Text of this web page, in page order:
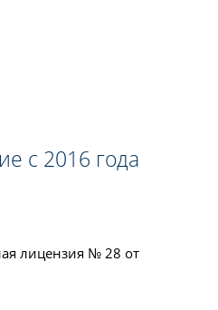
с 2016 года
лицензия № 28 от